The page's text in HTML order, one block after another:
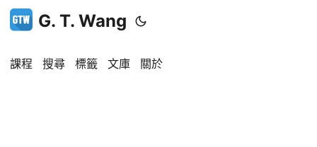
G. T. Wang
課程 搜尋 標籤 文庫 關於